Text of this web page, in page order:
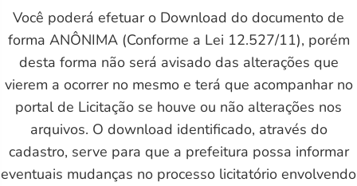
Você poderá efetuar o Download do documento de
forma ANÔNIMA (Conforme a Lei 12.527/11), porém
desta forma não será avisado das alterações que
vierem a ocorrer no mesmo e terá que acompanhar no
portal de Licitação se houve ou não alterações nos
arquivos. O download identificado, através do
cadastro, serve para que a prefeitura possa informar
eventuais mudanças no processo licitatório envolvendo